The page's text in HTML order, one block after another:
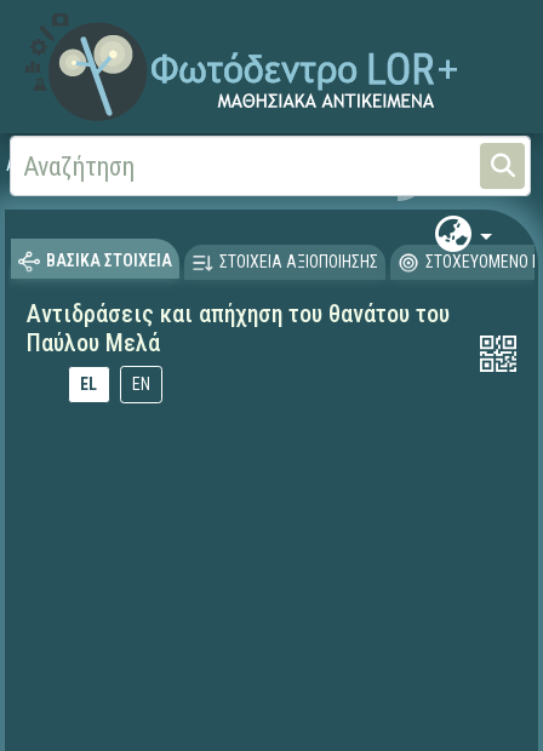
Αρχική
ΒΑΣΙΚΑ ΣΤΟΙΧΕΙΑ ΣΤΟΙΧΕΙΑ ΑΞΙΟΠΟΙΗΣΗΣ ΣΤΟΧΕΥΟΜΕΝΟ
Αντιδράσεις και απήχηση του θανάτου του
Παύλου Μελά
EL EN